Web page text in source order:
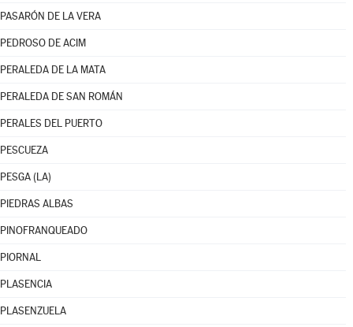
PASARÓN DE LA VERA
PEDROSO DE ACIM
PERALEDA DE LA MATA
PERALEDA DE SAN ROMÁN
PERALES DEL PUERTO
PESCUEZA
PESGA (LA)
PIEDRAS ALBAS
PINOFRANQUEADO
PIORNAL
PLASENCIA
PLASENZUELA